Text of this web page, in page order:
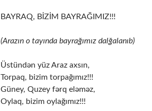
BAYRAQ, BİZİM BAYRAĞIMIZ!!!
(Arazın o tayında bayrağımız dalğalanıb)
Üstündən yüz Araz axsın,
Torpaq, bizim torpağımız!!!
Güney, Quzey fərq eləməz,
Oylaq, bizim oylağımız!!!